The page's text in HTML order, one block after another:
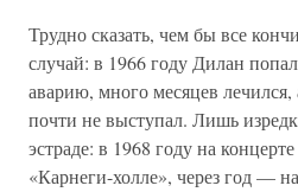
Трудно сказать, чем бы все
случай: в 1966 году Дилан
аварию, много месяцев
почти не выступал. Лишь
эстраде: в 1968 году на
«Карнеги-холле», через год —